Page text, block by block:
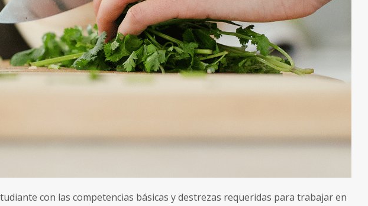
con las competencias básicas y destrezas requeridas para trabajar en